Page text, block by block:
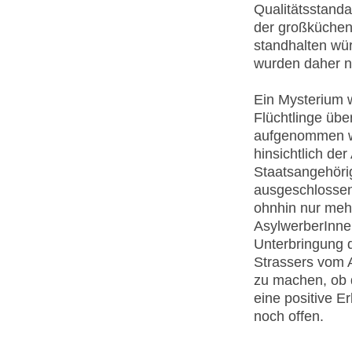
der
standhalten
wurden daher
Ein Mysterium
Flüchtlinge
aufgenommen
hinsichtlich
ohnhin nur
Unterbringung
Strassers vom
zu machen, ob
eine positive
noch offen.